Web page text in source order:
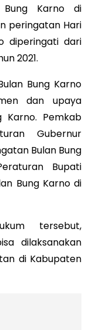
Bung Karno di
peringatan Hari
diperingati dari
2021.
Bung Karno
dan upaya
Karno. Pemkab
Gubernur
Bulan Bung
Bupati
Bung Karno di
tersebut,
dilaksanakan
di Kabupaten